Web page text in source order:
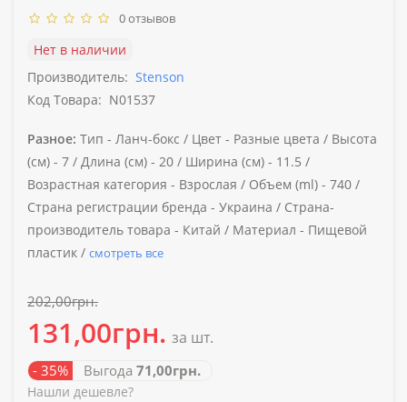
0 отзывов
Нет в наличии
Производитель: Stenson
Код Товара: N01537
Разное: Тип - Ланч-бокс / Цвет - Разные цвета / Высота
(см) - 7 / Длина (см) - 20 / Ширина (см) - 11.5 /
Возрастная категория - Взрослая / Объем (ml) - 740 /
Страна регистрации бренда - Украина / Страна-
производитель товара - Китай / Материал - Пищевой
пластик / смотреть все
202,00грн.
131,00грн. за шт.
- 35% Выгода 71,00грн.
Нашли дешевле?